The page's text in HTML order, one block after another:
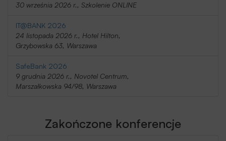
30 września 2026 r., Szkolenie ONLINE
IT@BANK 2026
24 listopada 2026 r., Hotel Hilton,
Grzybowska 63, Warszawa
SafeBank 2026
9 grudnia 2026 r., Novotel Centrum,
Marszałkowska 94/98, Warszawa
Zakończone konferencje